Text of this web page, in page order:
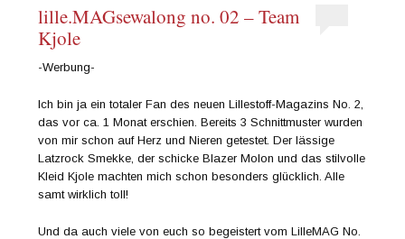
lille.MAGsewalong no. 02 – Team
Kjole
-Werbung-
Ich bin ja ein totaler Fan des neuen Lillestoff-Magazins No. 2,
das vor ca. 1 Monat erschien. Bereits 3 Schnittmuster wurden
von mir schon auf Herz und Nieren getestet. Der lässige
Latzrock Smekke, der schicke Blazer Molon und das stilvolle
Kleid Kjole machten mich schon besonders glücklich. Alle
samt wirklich toll!
Und da auch viele von euch so begeistert vom LilleMAG No.